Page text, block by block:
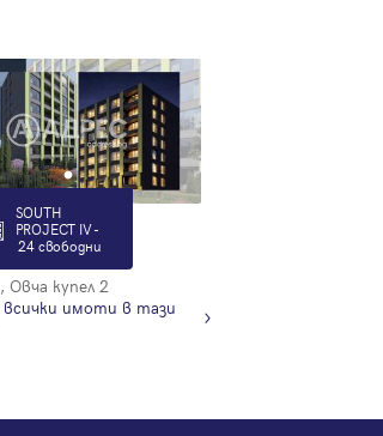
SOUTH
PROJECT IV -
24 свободни
Овча купел 2
имоти в тази